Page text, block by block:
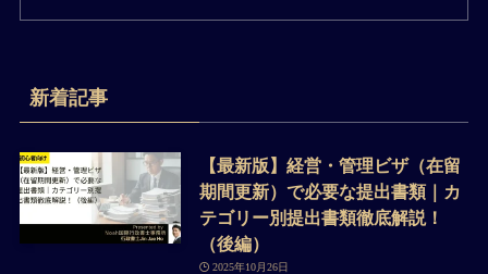
新着記事
【最新版】経営・管理ビザ（在留
期間更新）で必要な提出書類｜カ
テゴリー別提出書類徹底解説！
（後編）
2025年10月26日